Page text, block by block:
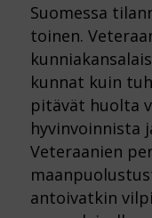
Suomessa
toinen.
kunnat kuin
pitävät huolta
hyvinvoinnista
Veteraanien
antoivatkin